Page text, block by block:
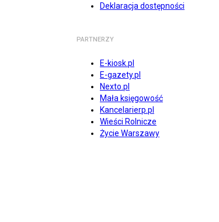
Deklaracja dostępności
PARTNERZY
E-kiosk.pl
E-gazety.pl
Nexto.pl
Mała księgowość
Kancelarierp.pl
Wieści Rolnicze
Życie Warszawy